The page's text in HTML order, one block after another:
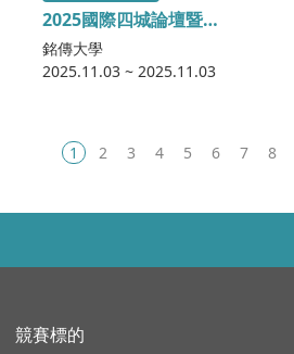
2025國際四城論壇暨
YellowKorner Awards
銘傳大學
2025.11.03 ~ 2025.11.03
1 2 3 4 5 6 7 8
競賽標的